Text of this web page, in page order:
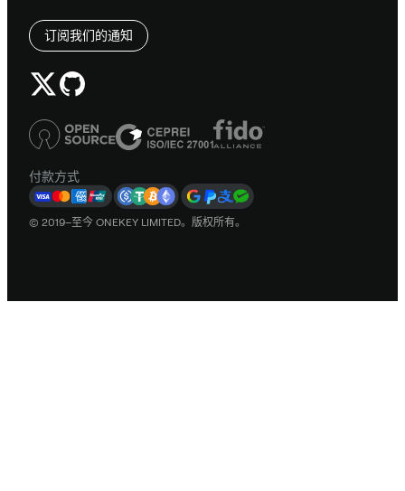
订阅我们的通知
付款方式
© 2019–至今 ONEKEY LIMITED。版权所有。